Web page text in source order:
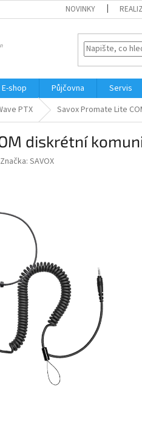
NOVINKY
E-shop Půjčovna Servis
PTX Savox Promate Lite
diskrétní
Značka: SAVOX